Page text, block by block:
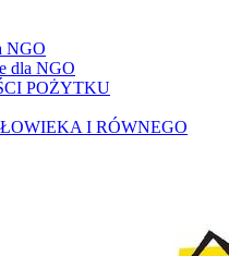
NGO
dla NGO
POŻYTKU
I RÓWNEGO